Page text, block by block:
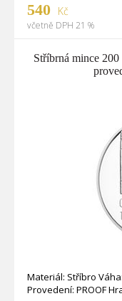
540 Kč
včetně DPH 21 %
Stříbrná mince
Materiál: Stříbro